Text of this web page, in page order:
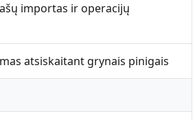
importas ir operacijų
atsiskaitant grynais pinigais